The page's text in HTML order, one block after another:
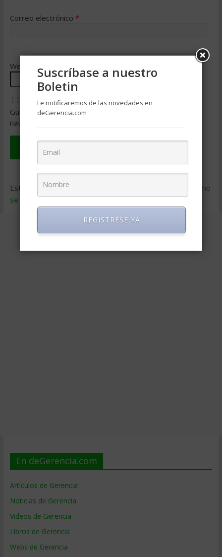
Correo electrónico *
Web
Guarda mi nombre, correo electrónico y web en este
navegador para la próxima vez que comente.
Este sitio usa Akismet para reducir el spam.
Aprende cómo
se procesan los datos de tus comentarios.
En deGerencia.com
Artículos de Gerencia
Noticias de Gerencia
Videos de Gerencia
Libros de Gerencia
Webs de Gerencia
Suscríbase a nuestro
Boletin
Le notificaremos de las novedades en
deGerencia.com
REGISTRESE YA